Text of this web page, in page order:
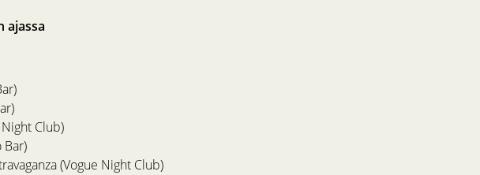
ajassa
Club)
Bar)
(Vogue Night Club)